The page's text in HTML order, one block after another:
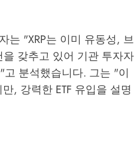
는 "XRP는 이미 유동성, 브
갖추고 있어 기관 투자자
분석했습니다. 그는 "이
, 강력한 ETF 유입을 설명